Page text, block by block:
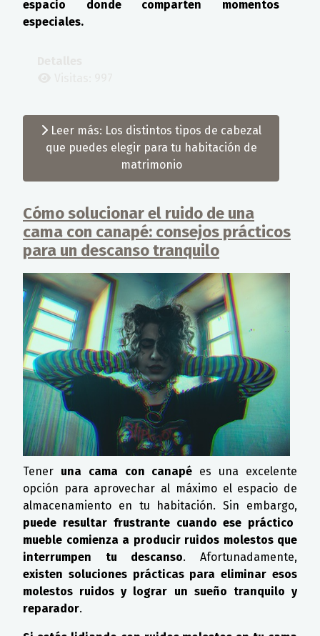
espacio donde comparten momentos
especiales.
Leer más: Los distintos tipos de cabezal
que puedes elegir para tu habitación de
matrimonio
Cómo solucionar el ruido de una
cama con canapé: consejos prácticos
para un descanso tranquilo
Tener una cama con canapé es una excelente
opción para aprovechar al máximo el espacio de
almacenamiento en tu habitación. Sin embargo,
puede resultar frustrante cuando ese práctico
mueble comienza a producir ruidos molestos que
interrumpen tu descanso. Afortunadamente,
existen soluciones prácticas para eliminar esos
molestos ruidos y lograr un sueño tranquilo y
reparador.